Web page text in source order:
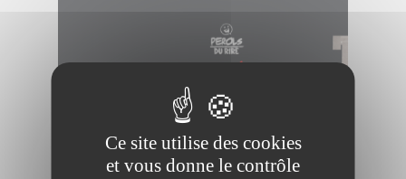
Ce site utilise des cookies
et vous donne le contrôle